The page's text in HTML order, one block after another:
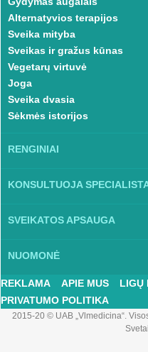
Alternatyvios terapijos
Sveika mityba
Sveikas ir gražus kūnas
Vegetarų virtuvė
Joga
Sveika dvasia
Sėkmės istorijos
RENGINIAI
KONSULTUOJA
SVEIKATOS APSAUGA
NUOMONĖ
REKLAMA APIE MUS LIGŲ
PRIVATUMO POLITIKA
2015-20 © UAB „Vlmedicina“.